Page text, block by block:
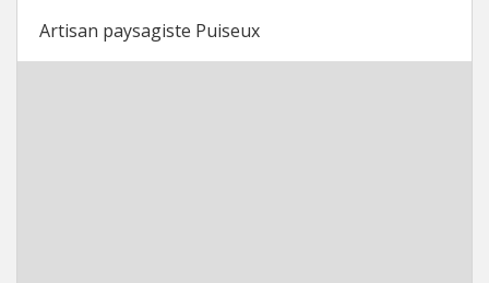
Artisan paysagiste Puiseux